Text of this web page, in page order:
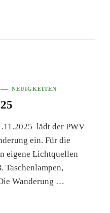
NEUIGKEITEN
lädt der PWV
ein. Für die
eigene Lichtquellen
Taschenlampen,
Wanderung …